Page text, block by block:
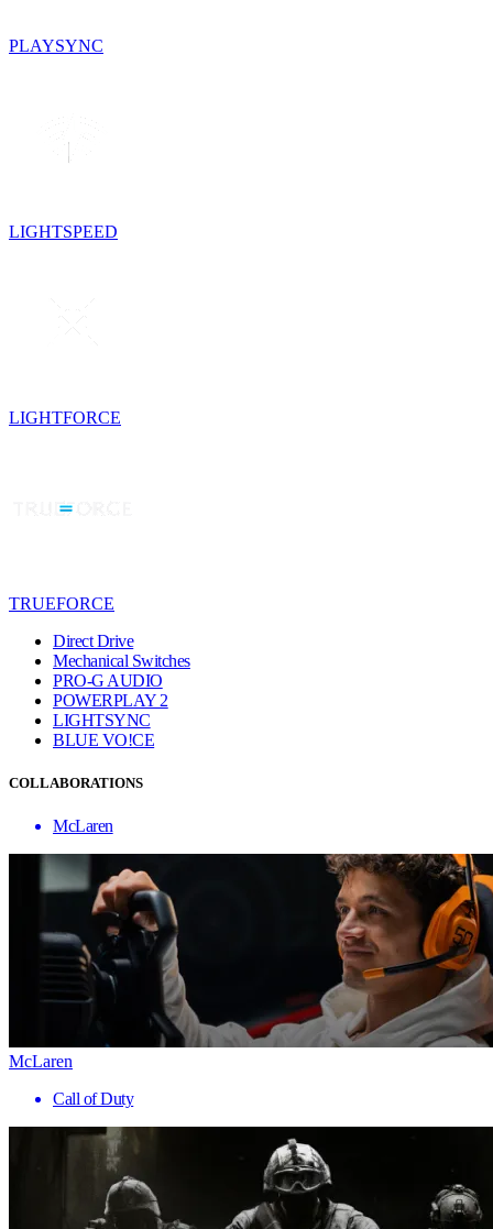
PLAYSYNC
LIGHTSPEED
LIGHTFORCE
TRUEFORCE
Direct Drive
Mechanical Switches
PRO-G AUDIO
POWERPLAY 2
LIGHTSYNC
BLUE VO!CE
COLLABORATIONS
McLaren
McLaren
Call of Duty